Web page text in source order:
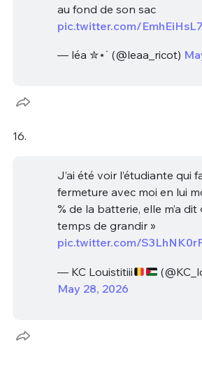
au fond de son sac
pic.twitter.com/
— léa ✮⋆˙ (@leaa_ricot)
16.
J’ai été voir l’étudiante qui
fermeture avec moi en lui
% de la batterie, elle m’a dit
temps de grandir »
pic.twitter.com/
— KC Louistitiii
May 28, 2026